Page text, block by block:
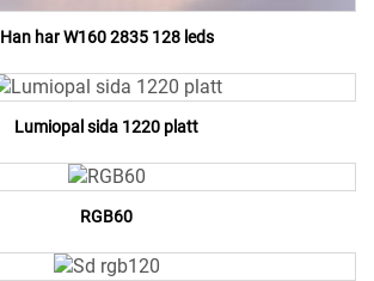
Han har W160 2835 128 leds
Lumiopal sida 1220 platt
RGB60